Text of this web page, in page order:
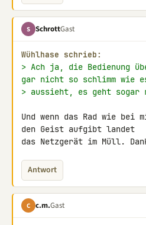
S SchrottGast
Wühlhase schrieb:
> Ach ja, die Bedienung
gar nicht so schlimm wie
> aussieht, es geht sogar
Und wenn das Rad wie bei
den Geist aufgibt landet
das Netzgerät im Müll.
Antwort
C c.m.Gast